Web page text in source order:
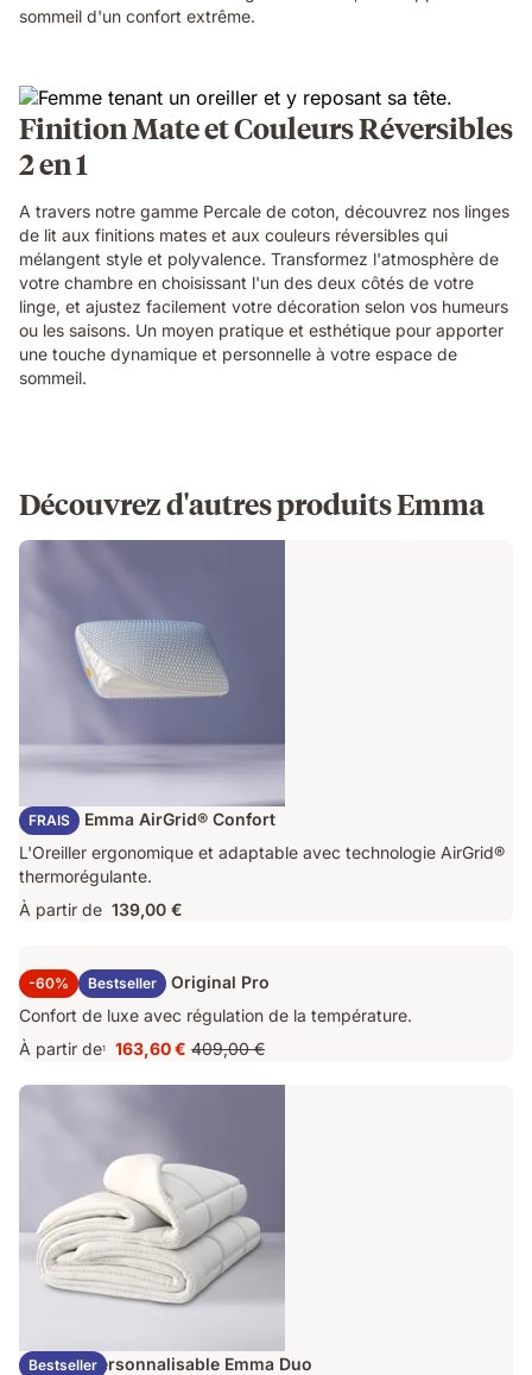
sommeil d'un confort extrême.
Finition Mate et Couleurs Réversibles
2 en 1
A travers notre gamme Percale de coton, découvrez nos linges
de lit aux finitions mates et aux couleurs réversibles qui
mélangent style et polyvalence. Transformez l'atmosphère de
votre chambre en choisissant l'un des deux côtés de votre
linge, et ajustez facilement votre décoration selon vos humeurs
ou les saisons. Un moyen pratique et esthétique pour apporter
une touche dynamique et personnelle à votre espace de
sommeil.
Découvrez d'autres produits Emma
FRAIS
Oreiller Emma AirGrid® Confort
L'Oreiller ergonomique et adaptable avec technologie AirGrid®
thermorégulante.
À partir de 139,00 €
-60% Bestseller
Surmatelas Emma Original Pro
Confort de luxe avec régulation de la température.
À partir de1
Prix
163,60 €
163,60 € Prix
d'origine
409,00 €
Bestseller
Couette Personnalisable Emma Duo